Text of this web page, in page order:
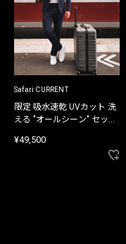
Safari CURRENT
限定 吸水速乾 UVカット 洗
える "オールシーン" セット
¥49,500